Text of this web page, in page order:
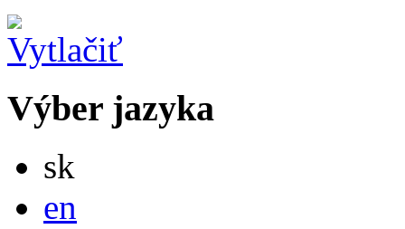
Výber jazyka
sk
en